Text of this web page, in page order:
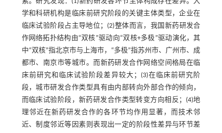
学和科研机构是临床前研究阶段的关键主体类型，企业在
临床试验阶段占主导地位；(2)整体而言，我国新药研发合
作网络拓扑结构由“双核”驱动向“双核+多极”驱动演化，其
中“双核”指北京市与上海市，“多极”指苏州市、广州市、成
都市、南京市等城市。而新药研发合作网络空间格局在临
床前研究和临床试验阶段差异较大；(3)在临床前研究阶
段，城市研发合作类型具有由内部转向外部合作的倾向，
而临床试验阶段，新药研发合作类型转变方向相反；(4)地
理邻近在新药研发合作的各环节均作用显著，而技术邻
近、制度邻近等因素则表现出一定的阶段性差异与环节差